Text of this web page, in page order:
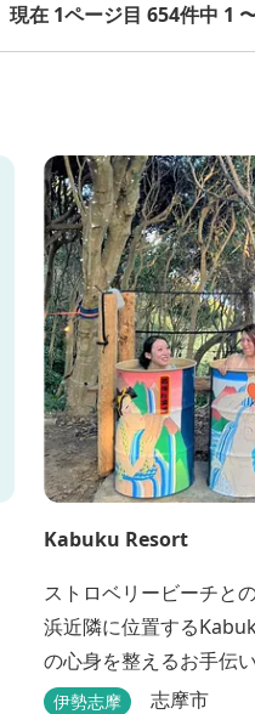
現在 1ページ目 654件中 1
Kabuku Resort
ストロベリービーチと
浜近隣に位置する
の心身を整えるお手伝
として2022年4月1日に
伊勢志摩 志摩市